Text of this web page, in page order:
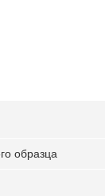
образца